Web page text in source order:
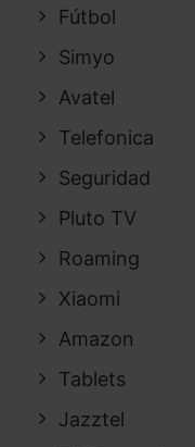
Fútbol
Simyo
Avatel
Telefonica
Seguridad
Pluto TV
Roaming
Xiaomi
Amazon
Tablets
Jazztel